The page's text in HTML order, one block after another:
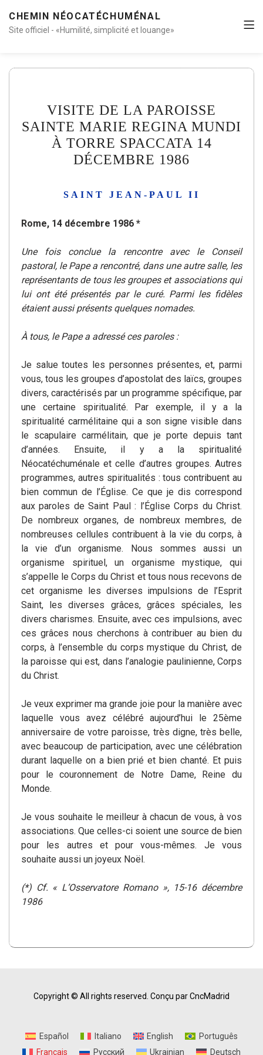
CHEMIN NÉOCATÉCHUMÉNAL
Site officiel - «Humilité, simplicité et louange»
VISITE DE LA PAROISSE
SAINTE MARIE REGINA MUNDI
À TORRE SPACCATA 14
DÉCEMBRE 1986
SAINT JEAN-PAUL II
Rome, 14 décembre 1986 *
Une fois conclue la rencontre avec le Conseil
pastoral, le Pape a rencontré, dans une autre salle, les
représentants de tous les groupes et associations qui
lui ont été présentés par le curé. Parmi les fidèles
étaient aussi présents quelques nomades.
À tous, le Pape a adressé ces paroles :
Je salue toutes les personnes présentes, et, parmi
vous, tous les groupes d’apostolat des laïcs, groupes
divers, caractérisés par un programme spécifique, par
une certaine spiritualité. Par exemple, il y a la
spiritualité carmélitaine qui a son signe visible dans
le scapulaire carmélitain, que je porte depuis tant
d’années. Ensuite, il y a la spiritualité
Néocatéchuménale et celle d’autres groupes. Autres
programmes, autres spiritualités : tous contribuent au
bien commun de l’Église. Ce que je dis correspond
aux paroles de Saint Paul : l’Église Corps du Christ.
De nombreux organes, de nombreux membres, de
nombreuses cellules contribuent à la vie du corps, à
la vie d’un organisme. Nous sommes aussi un
organisme spirituel, un organisme mystique, qui
s’appelle le Corps du Christ et tous nous recevons de
cet organisme les diverses impulsions de l’Esprit
Saint, les diverses grâces, grâces spéciales, les
divers charismes. Ensuite, avec ces impulsions, avec
ces grâces nous cherchons à contribuer au bien du
corps, à l’ensemble du corps mystique du Christ, de
la paroisse qui est, dans l’analogie paulinienne, Corps
du Christ.
Je veux exprimer ma grande joie pour la manière avec
laquelle vous avez célébré aujourd’hui le 25ème
anniversaire de votre paroisse, très digne, très belle,
avec beaucoup de participation, avec une célébration
durant laquelle on a bien prié et bien chanté. Et puis
pour le couronnement de Notre Dame, Reine du
Monde.
Je vous souhaite le meilleur à chacun de vous, à vos
associations. Que celles-ci soient une source de bien
pour les autres et pour vous-mêmes. Je vous
souhaite aussi un joyeux Noël.
(*) Cf. « L’Osservatore Romano », 15-16 décembre
1986
Copyright © All rights reserved. Conçu par CncMadrid
Español Italiano English
Português
Français
Русский Ukrainian Deutsch